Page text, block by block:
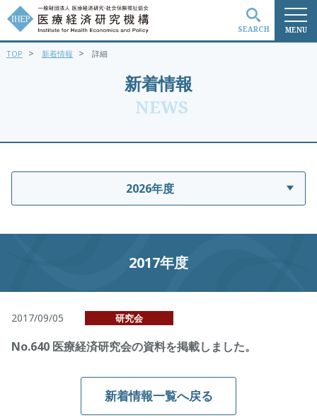
MENU
SEARCH
新着情報
NEWS
TOP > 新着情報 > 詳細
2026年度
2017年度
2017/09/05 研究会
No.640 医療経済研究会の資料を掲載しました。
新着情報一覧へ戻る